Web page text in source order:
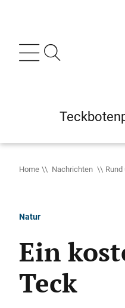
Home Nachrichten
Natur
Ein
Teck